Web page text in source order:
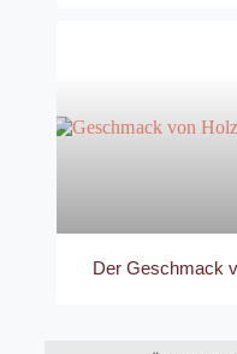
Der Geschmack